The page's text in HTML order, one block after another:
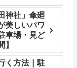
神社」傘廻
美しいパワ
車場・見ど
】
く方法｜駐